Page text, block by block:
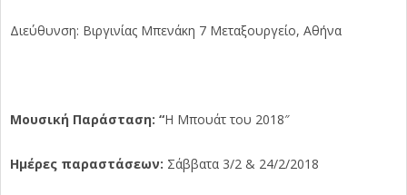
Διεύθυνση: Βιργινίας Μπενάκη 7 Μεταξουργείο, Αθήνα
Μουσική Παράσταση: “Η Μπουάτ του 2018″
Ημέρες παραστάσεων: Σάββατα 3/2 & 24/2/2018